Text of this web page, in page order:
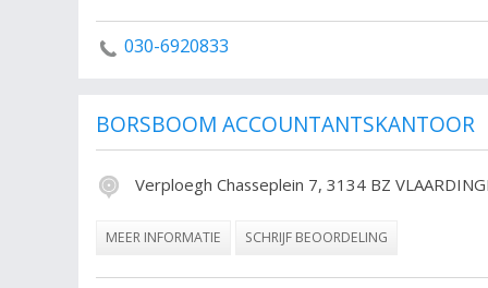
voren zijn gekomen rapporteren in een
Naast alle jaarrekeningen controleren accountants
Wanneer accountants jaarrekeningen opmaken voor
samenstellingsverklaring bij om alles vast te stellen.
de jaarrekening nog niet nagekeken dus met de
030-6920833
BORSBOOM ACCOUNTANTSKANTOOR
Verploegh Chasseplein 7, 3134 BZ
MEER INFORMATIE SCHRIJF BEOORDELING